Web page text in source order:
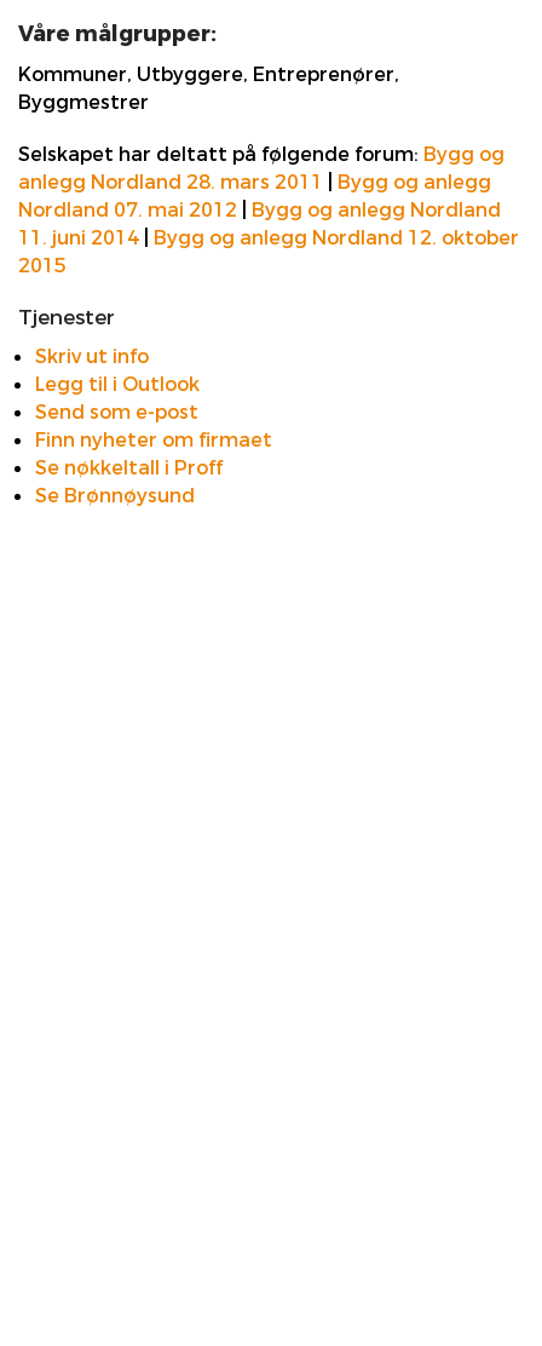
Våre målgrupper:
Kommuner, Utbyggere, Entreprenører,
Byggmestrer
Selskapet har deltatt på følgende forum: Bygg og
anlegg Nordland 28. mars 2011
Bygg og anlegg
Nordland 07. mai 2012
Bygg og anlegg Nordland
11. juni 2014
Bygg og anlegg Nordland 12. oktober
2015
Tjenester
Skriv ut info
Legg til i Outlook
Send som e-post
Finn nyheter om firmaet
Se nøkkeltall i Proff
Se Brønnøysund